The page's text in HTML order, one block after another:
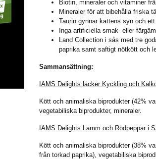
Biotin, mineraler och vitaminer
Mineraler för att bibehålla friska
Taurin gynnar kattens syn och
Inga artificiella smak- eller
Land Collection i sås med tre
paprika samt saftigt nötkött och
Sammansättning:
IAMS Delights läcker Kyckling och
Kött och animaliska biprodukter (42%
vegetabiliska biprodukter, mineraler.
IAMS Delights Lamm och Rödpeppar i
Kött och animaliska biprodukter (38%
från torkad paprika), vegetabiliska